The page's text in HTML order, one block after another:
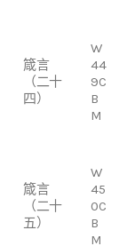
箴言
（二十
四）
W
44
9C
B
M
箴言
（二十
五）
W
45
0C
B
M